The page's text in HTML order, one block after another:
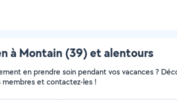
à Montain (39) et alentours
en prendre soin pendant vos vacances ?
membres et contactez-les !